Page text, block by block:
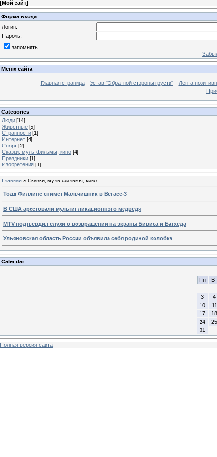
[Мой сайт]
Форма входа
Логин:
Пароль:
запомнить
Меню сайта
Главная страница Устав "Обратной стороны грусти"
Лента
Categories
Люди [14]
Животные [5]
Странности [1]
Интернет [4]
Спорт [2]
Сказки, мультфильмы, кино [4]
Праздники [1]
Изобретения [1]
Главная » Сказки, мультфильмы, кино
Тодд Филлипс снимет Мальчишник в Вегасе-3
В США арестовали мультипликационного медведя
MTV подтвердил слухи о возвращении на экраны Бивиса и Батхеда
Ульяновская область России объявила себя родиной колобка
Calendar
Пн
Вт
3
4
10
11
17
18
24
25
31
Полная версия сайта